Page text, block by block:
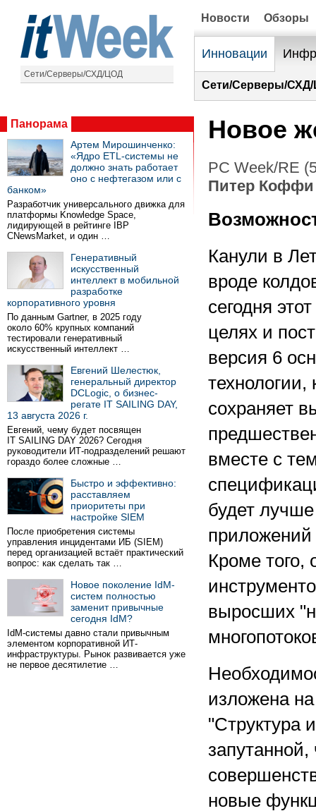
Сети/Серверы/СХД/ЦОД
Новости Обзоры
Инновации
Сети/Серверы/
Панорама
Артем Мирошинченко:
«Ядро ETL-системы не
должно знать работает
оно с нефтегазом или с
банком»
Разработчик универсального движка для
платформы Knowledge Space,
лидирующей в рейтинге IBP
CNewsMarket, и один …
Генеративный
искусственный
интеллект в мобильной
разработке
корпоративного уровня
По данным Gartner, в 2025 году
около 60% крупных компаний
тестировали генеративный
искусственный интеллект …
Евгений Шелестюк,
генеральный директор
DCLogic, о бизнес-
регате IT SAILING DAY,
13 августа 2026 г.
Евгений, чему будет посвящен
IT SAILING DAY 2026? Сегодня
руководители ИТ-подразделений решают
гораздо более сложные …
Быстро и эффективно:
расставляем
приоритеты при
настройке SIEM
После приобретения системы
управления инцидентами ИБ (SIEM)
перед организацией встаёт практический
вопрос: как сделать так …
Новое поколение IdM-
систем полностью
заменит привычные
сегодня IdM?
IdM-системы давно стали привычным
элементом корпоративной ИТ-
инфраструктуры. Рынок развивается уже
не первое десятилетие …
Новое
PC Week/RE
Питер Коффи
Канули в
вроде
сегодня
целях и
версия 6
технологии,
сохраняет
вместе с
будет
приложений
Кроме того,
выросших
изложена
"Структура
новые